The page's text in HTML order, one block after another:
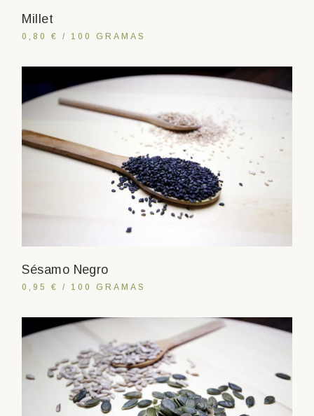
Millet
0,80 € / 100 GRAMAS
Sésamo Negro
0,95 € / 100 GRAMAS